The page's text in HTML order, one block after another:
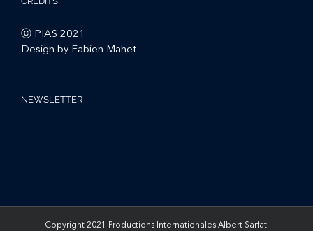
ⓒ PIAS 2021
Design by Fabien Mahet
NEWSLETTER
Copyright 2021 Productions Internationales Albert Sarfati